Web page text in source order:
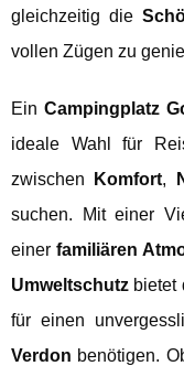
gleichzeitig die
vollen Zügen zu
EinCampingplatz
ideale Wahl für
zwischen
Komfort,
suchen. Mit einer
einer familiären
Umweltschutz bietet
für einen
Verdon benötigen.